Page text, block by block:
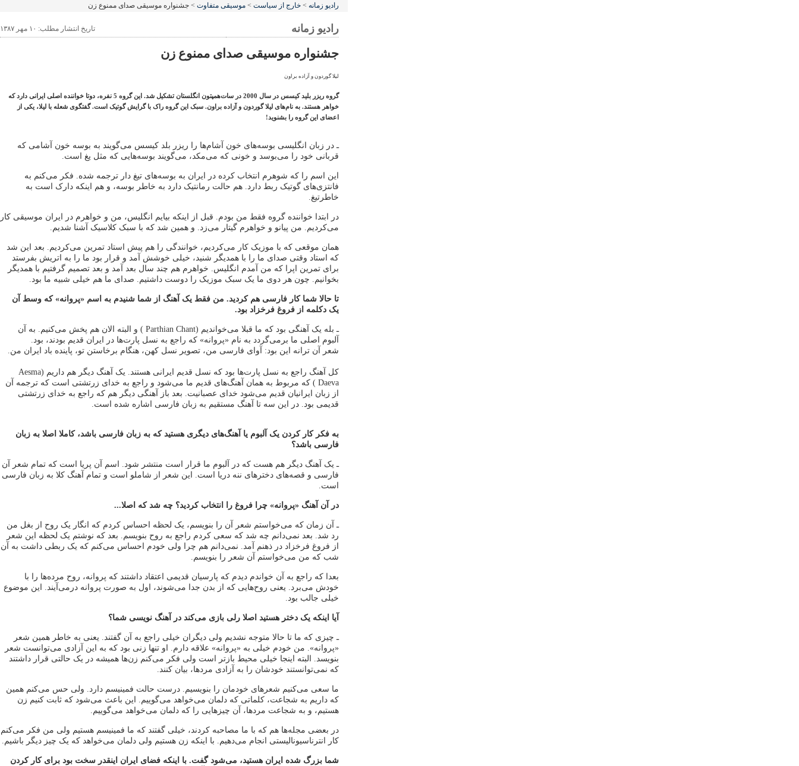
رادیو زمانه > خارج از سیاست > موسیقی متفاوت > جشنواره موسیقی صدای ممنوع زن
رادیو زمانه تاریخ انتشار مطلب: ۱۰ مهر ۱۳۸۷
جشنواره موسیقی صدای ممنوع زن
لیلا گوردون و آزاده براون
گروه ریزر بلید کیسس در سال 2000 در سات‌همپتون انگلستان تشکیل شد. این گروه 5 نفره، دوتا خواننده اصلی ایرانی دارد که
خواهر هستند. به نام‌های لیلا گوردون و آزاده براون. سبک این گروه راک با گرایش گوتیک است. گفتگوی شعله با لیلا، یکی از
اعضای این گروه را بشنوید!
ـ در زبان انگلیسی بوسه‌های خون آشام‌ها را ریزر بلد کیسس می‌گویند به بوسه خون آشامی که
قربانی خود را می‌بوسد و خونی که می‌مکد، می‌گویند بوسه‌هایی که مثل یغ است.
این اسم را که شوهرم انتخاب کرده در ایران به بوسه‌های تیغ دار ترجمه شده. فکر می‌کنم به
فانتزی‌های گوتیک ربط دارد. هم حالت رمانتیک دارد به خاطر بوسه، و هم اینکه دارک است به
خاطرتیغ.
در ابتدا خواننده گروه فقط من بودم. قبل از اینکه بیایم انگلیس، من و خواهرم در ایران موسیقی کار
می‌کردیم. من پیانو و خواهرم گیتار می‌زد. و همین شد که با سبک کلاسیک آشنا شدیم.
همان موقعی که با موزیک کار می‌کردیم، خوانندگی را هم پیش استاد تمرین می‌کردیم. بعد این شد
که استاد وقتی صدای ما را با همدیگر شنید، خیلی خوشش آمد و قرار بود ما را به اتریش بفرستد
برای تمرین اپرا که من آمدم انگلیس. خواهرم هم چند سال بعد آمد و بعد تصمیم گرفتیم با همدیگر
بخوانیم. چون هر دوی ما یک سبک موزیک را دوست داشتیم. صدای ما هم خیلی شبیه ما بود.
تا حالا شما کار فارسی هم کردید. من فقط یک آهنگ از شما شنیدم به اسم «پروانه» که وسط آن
یک دکلمه از فروغ فرخزاد بود.
ـ بله یک آهنگی بود که ما قبلا می‌خواندیم (Parthian Chant ) و البته الان هم پخش می‌کنیم. به آن
آلبوم اصلی ما برمی‌گردد به نام «پروانه» که راجع به نسل پارت‌ها در ایران قدیم بودند، بود.
شعر آن ترانه این بود: آوای فارسی من، تصویر نسل کهن، هنگام برخاستن تو، پاینده باد ایران من.
کل آهنگ راجع به نسل پارت‌ها بود که نسل قدیم ایرانی هستند. یک آهنگ دیگر هم داریم (Aesma
Daeva ) که مربوط به همان آهنگ‌های قدیم ما می‌شود و راجع به خدای زرتشتی است که ترجمه آن
از زبان ایرانیان قدیم می‌شود خدای عصبانیت. بعد باز آهنگی دیگر هم که راجع به خدای زرتشتی
قدیمی بود. در این سه تا آهنگ مستقیم به زبان فارسی اشاره شده است.
به فکر کار کردن یک آلبوم یا آهنگ‌های دیگری هستید که به زبان فارسی باشد، کاملا اصلا به زبان
فارسی باشد؟
ـ یک آهنگ دیگر هم هست که در آلبوم ما قرار است منتشر شود. اسم آن پریا است که تمام شعر آن
فارسی و قصه‌های دخترهای ننه دریا است. این شعر از شاملو است و تمام آهنگ کلا به زبان فارسی
است.
در آن آهنگ «پروانه» چرا فروغ را انتخاب کردید؟ چه شد که اصلا...
ـ آن زمان که می‌خواستم شعر آن را بنویسم، یک لحظه احساس کردم که انگار یک روح از بغل من
رد شد. بعد نمی‌دانم چه شد که سعی کردم راجع به روح بنویسم. بعد که نوشتم یک لحظه این شعر
از فروغ فرخزاد در ذهنم آمد. نمی‌دانم هم چرا ولی خودم احساس می‌کنم که یک ربطی داشت به آن
شب که من می‌خواستم آن شعر را بنویسم.
بعدا که راجع به آن خواندم دیدم که پارسیان قدیمی اعتقاد داشتند که پروانه، روح مرده‌ها را با
خودش می‌برد. یعنی روح‌هایی که از بدن جدا می‌شوند، اول به صورت پروانه درمی‌آیند. این موضوع
خیلی جالب بود.
آیا اینکه یک دختر هستید اصلا رلی بازی می‌کند در آهنگ نویسی شما؟
ـ چیزی که ما تا حالا متوجه نشدیم ولی دیگران خیلی راجع به آن گفتند. یعنی به خاطر همین شعر
«پروانه». من خودم خیلی به «پروانه» علاقه دارم. او تنها زنی بود که به این آزادی می‌توانست شعر
بنویسد. البته اینجا خیلی محیط بازتر است ولی فکر می‌کنم زن‌ها همیشه در یک حالتی قرار داشتند
که نمی‌توانستند خودشان را به آزادی مرد‌ها،‌ بیان کنند.
ما سعی می‌کنیم شعرهای خودمان را بنویسیم. درست حالت فمینیسم دارد. ولی حس می‌کنم همین
که داریم به شجاعت، کلماتی که دلمان می‌خواهد می‌گوییم. این باعث می‌شود که ثابت ‌کنیم زن
هستیم، و به شجاعت مردها، آن چیزهایی را که دلمان می‌خواهد می‌گوییم.
در بعضی مجله‌ها هم که با ما مصاحبه کردند، خیلی گفتند که ما فمینیسم هستیم ولی من فکر می‌کنم
کار انترناسیونالیستی انجام می‌دهیم. با اینکه زن هستیم ولی دلمان می‌خواهد که یک چیز دیگر باشیم.
شما بزرگ شده ایران هستید، می‌شود گفت. با اینکه فضای ایران اینقدر سخت بود برای کار کردن